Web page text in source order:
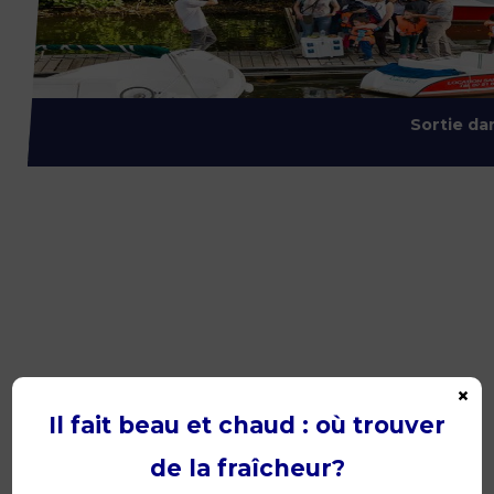
Sortie
Il fait beau et chaud : où trouver
de la fraîcheur?
×